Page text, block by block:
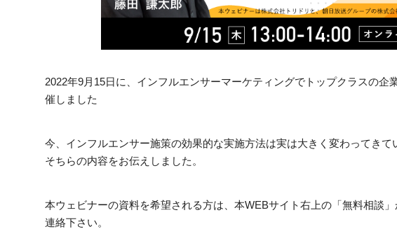
2022年9月15日に、インフルエンサーマーケティングでトップクラスの
催しました
今、インフルエンサー施策の効果的な実施方法は実は大きく変わってきて
そちらの内容をお伝えしました。
本ウェビナーの資料を希望される方は、本WEBサイト右上の「無料相談
連絡下さい。